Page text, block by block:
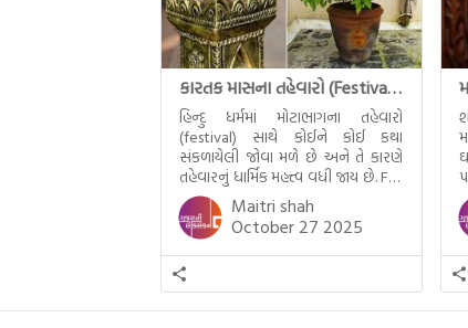
કારતક માસના તહેવારો (Festival of Kartik)
હિન્દુ ધર્મમાં મોટાભાગના તહેવારો
(festival) સાથે કોઈને કોઈ કથા
સંકળાયેલી જોવા મળે છે અને તે કારણે
તહેવારનું ધાર્મિક મહત્ત્વ વધી જાય છે. For
example, હાલમાં જ પ્રકાશનો તહેવાર
દિવાળી(diwali)ની ઉજવણી થઈ. પરંતુ
અષાઢ મહિનામાં આવતી દેવપોઢી
અગિયારસથી લઈને કારતિક સુદ
અગિયારસના રોજ આવતી દેવ ઊઠી
અગિયારસ વચ્ચે મોટેભાગે યજ્ઞોપવીત
સંસ્કાર, લગ્ન, દીક્ષાગ્રહણ, યજ્ઞ, ગૃહપ્રવેશ
Maitri shah
October 27 2025